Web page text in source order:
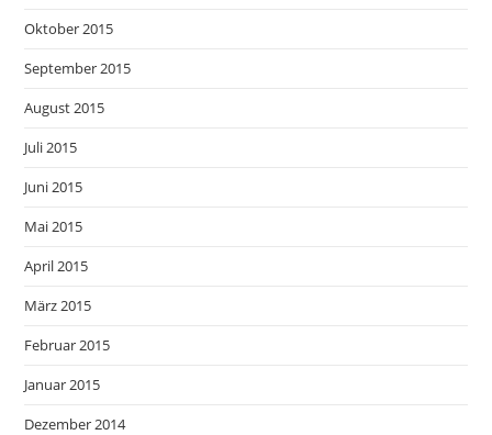
Oktober 2015
September 2015
August 2015
Juli 2015
Juni 2015
Mai 2015
April 2015
März 2015
Februar 2015
Januar 2015
Dezember 2014